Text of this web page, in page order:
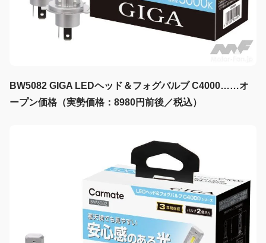
BW5082 GIGA LEDヘッド＆フォグバルブ C4000……オ
ープン価格（実勢価格：8980円前後／税込）